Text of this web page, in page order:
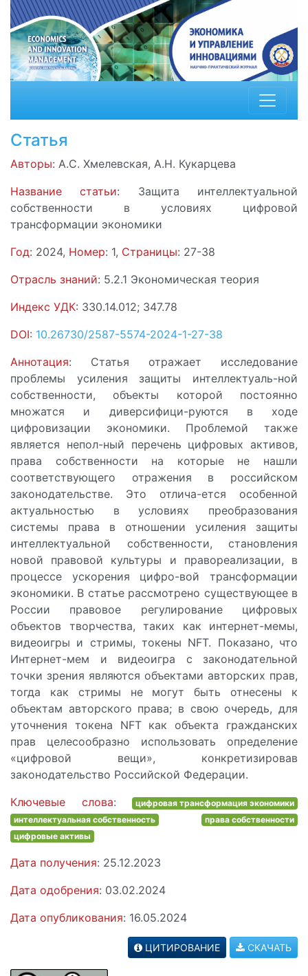
Статья
Авторы: А.С. Хмелевская, А.Н. Кукарцева
Название статьи: Защита интеллектуальной
собственности в условиях цифровой
трансформации экономики
Год: 2024, Номер: 1, Страницы: 27-38
Отрасль знаний: 5.2.1 Экономическая теория
Индекс УДК: 330.14.012; 347.78
DOI: 10.26730/2587-5574-2024-1-27-38
Аннотация: Статья отражает исследование
проблемы усиления защиты интеллектуаль-ной
собственности, объекты которой постоянно
множатся и диверсифици-руются в ходе
цифровизации экономики. Проблемой также
является непол-ный перечень цифровых активов,
права собственности на которые не нашли
соответствующего отражения в российском
законодательстве. Это отлича-ется особенной
актуальностью в условиях преобразования
системы права в отношении усиления защиты
интеллектуальной собственности, становления
новой правовой культуры и правореализации, в
процессе ускорения цифро-вой трансформации
экономики. В статье рассмотрено существующее в
России правовое регулирование цифровых
объектов творчества, таких как интернет-мемы,
видеоигры и стримы, токены NFT. Показано, что
Интернет-мем и видеоигра с законодательной
точки зрения являются объектами авторских прав,
тогда как стримы не могут быть отнесены к
объектам авторского права; в свою очередь, для
уточнения токена NFT как объекта гражданских
прав целесообразно использовать определение
«цифровой вещи», конкретизировав
законодательство Российской Федерации.
Ключевые слова: цифровая трансформация экономики
интеллектуальная собственность
права собственности
цифровые активы
Дата получения: 25.12.2023
Дата одобрения: 03.02.2024
Дата опубликования: 16.05.2024
ЦИТИРОВАНИЕ СКАЧАТЬ